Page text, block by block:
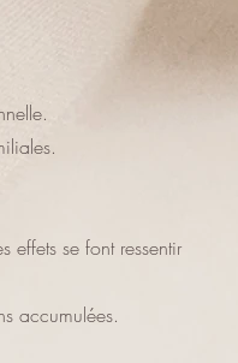
se font ressentir
accumulées.